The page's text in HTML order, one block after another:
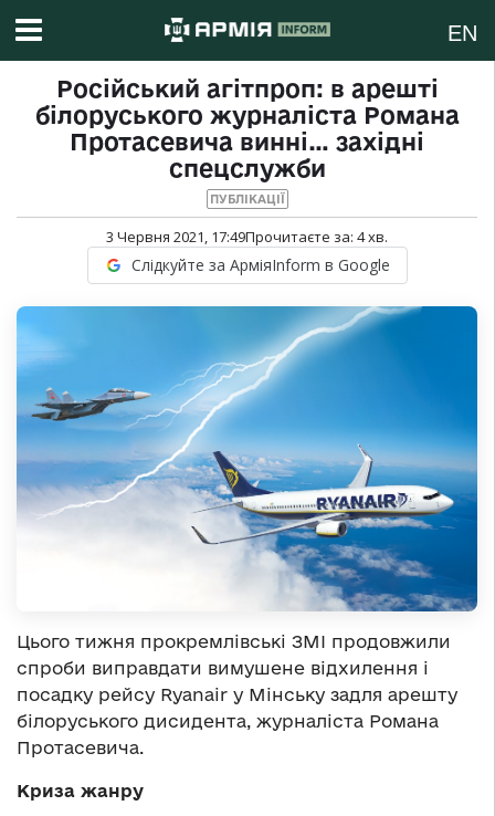
EN
Російський агітпроп: в арешті
білоруського журналіста Романа
Протасевича винні… західні
спецслужби
ПУБЛІКАЦІЇ
3 Червня 2021, 17:49Прочитаєте за: 4хв.
Слідкуйте за АрміяInform в Google
Цього тижня прокремлівські ЗМІ продовжили
спроби виправдати вимушене відхилення і
посадку рейсу Ryanair у Мінську задля арешту
білоруського дисидента, журналіста Романа
Протасевича.
Криза жанру